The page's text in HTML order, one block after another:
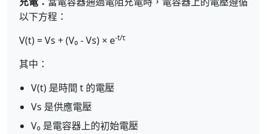
以下方程：
V(t) = Vs + (V₀ - Vs) × e-t/τ
其中：
V(t) 是時間 t 的電壓
Vs 是供應電壓
V₀ 是電容器上的初始電壓